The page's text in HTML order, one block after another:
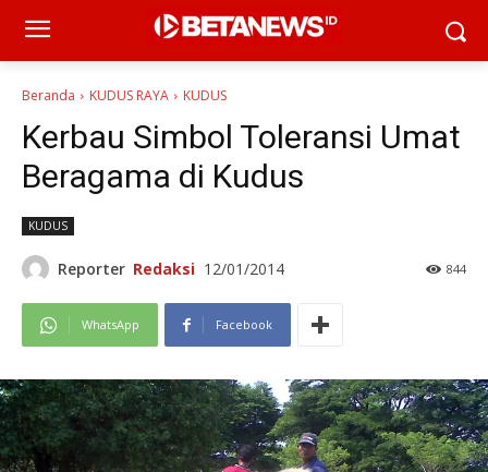
Beranda KUDUS RAYA KUDUS
Kerbau Simbol Toleransi Umat
Beragama di Kudus
KUDUS
Reporter Redaksi 12/01/2014 844
WhatsApp Facebook